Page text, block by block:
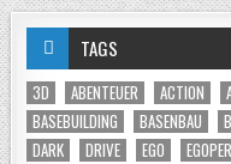
TAGS
3D ABENTEUER ACTION
BASEBUILDING
BASENBAU
DARK
DRIVE EGO